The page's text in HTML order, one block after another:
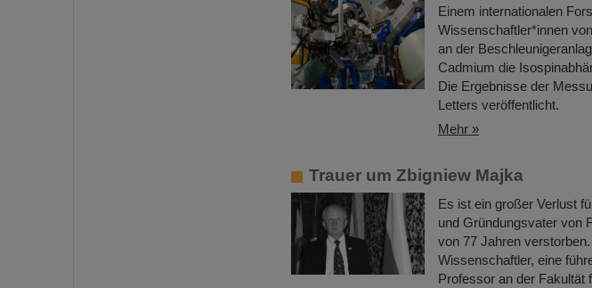
Einem internationalen
Wissenschaftler*innen
an der
Cadmium die
Die Ergebnisse der
Letters veröffentlicht.
Mehr »
Trauer um Zbigniew Majka
Es ist ein großer Verlust
und Gründungsvater von
von 77 Jahren
Wissenschaftler, eine
Professor an der Fakultät